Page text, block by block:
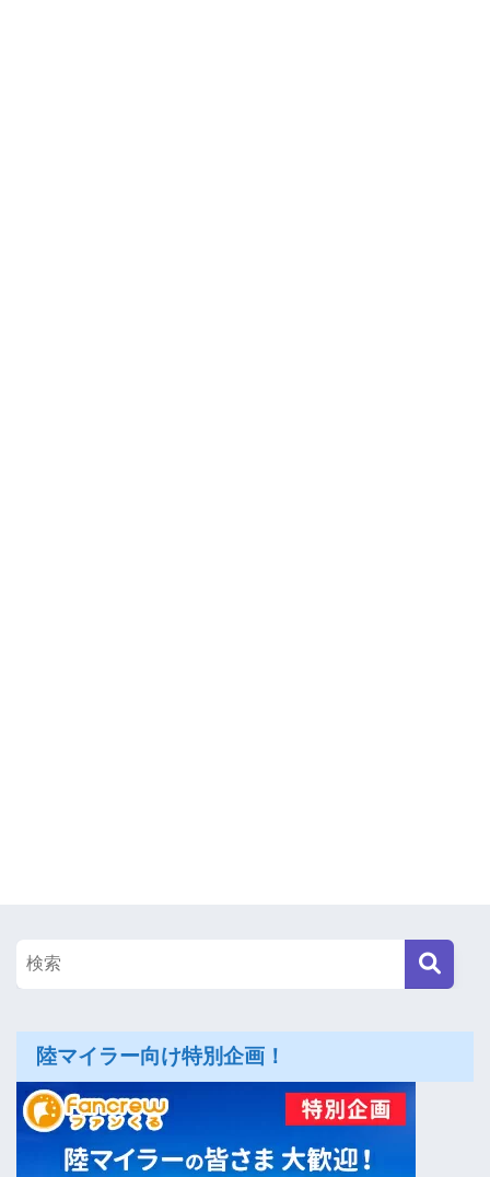
陸マイラー向け特別企画！